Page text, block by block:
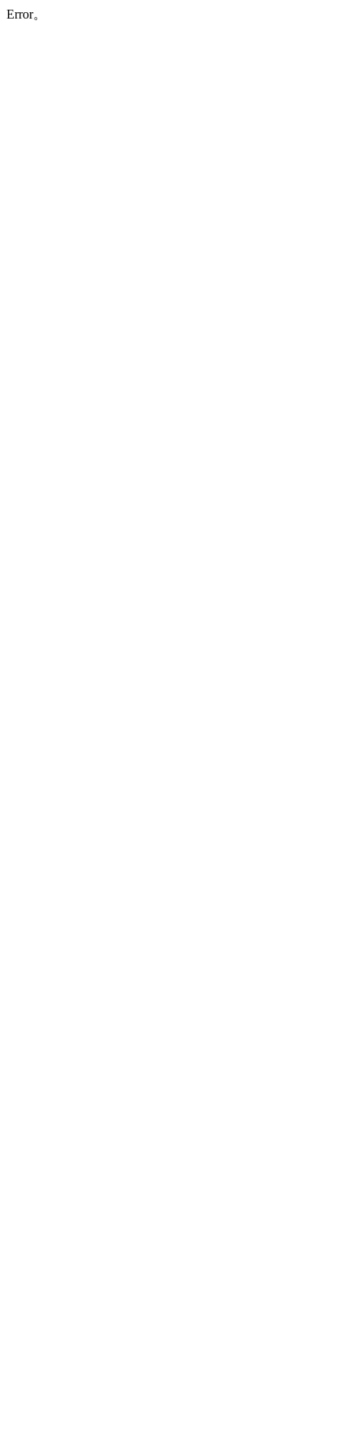
Error。